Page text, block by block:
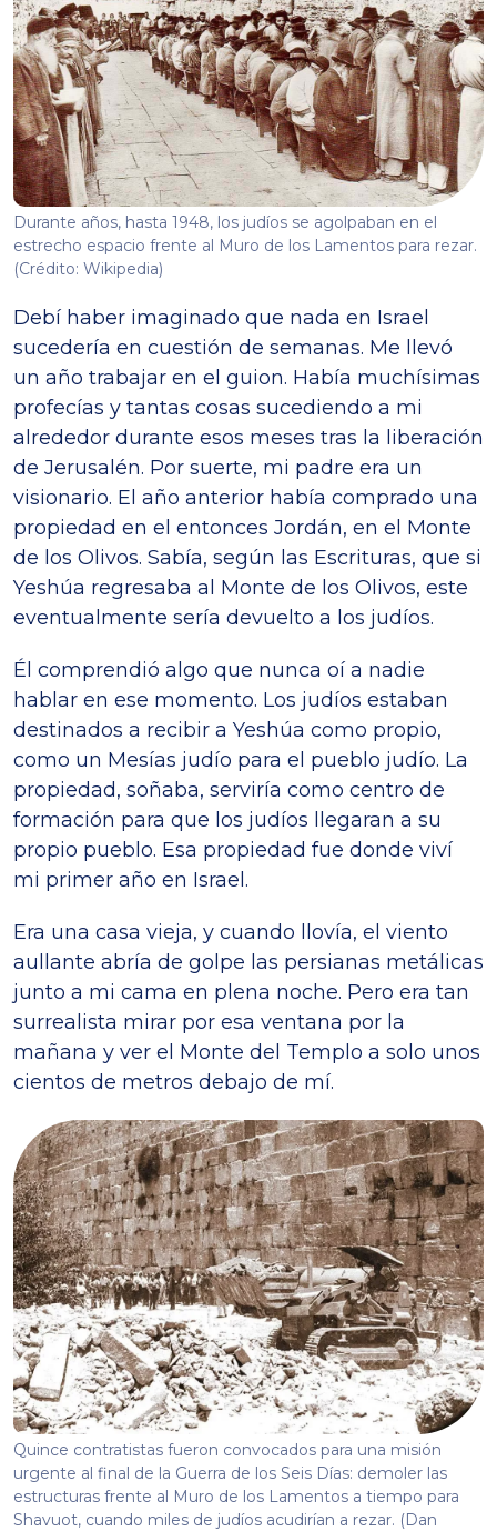
Durante años, hasta 1948, los judíos se agolpaban en el
estrecho espacio frente al Muro de los Lamentos para rezar.
(Crédito: Wikipedia)
Debí haber imaginado que nada en Israel
sucedería en cuestión de semanas. Me llevó
un año trabajar en el guion. Había muchísimas
profecías y tantas cosas sucediendo a mi
alrededor durante esos meses tras la liberación
de Jerusalén. Por suerte, mi padre era un
visionario. El año anterior había comprado una
propiedad en el entonces Jordán, en el Monte
de los Olivos. Sabía, según las Escrituras, que si
Yeshúa regresaba al Monte de los Olivos, este
eventualmente sería devuelto a los judíos.
Él comprendió algo que nunca oí a nadie
hablar en ese momento. Los judíos estaban
destinados a recibir a Yeshúa como propio,
como un Mesías judío para el pueblo judío. La
propiedad, soñaba, serviría como centro de
formación para que los judíos llegaran a su
propio pueblo. Esa propiedad fue donde viví
mi primer año en Israel.
Era una casa vieja, y cuando llovía, el viento
aullante abría de golpe las persianas metálicas
junto a mi cama en plena noche. Pero era tan
surrealista mirar por esa ventana por la
mañana y ver el Monte del Templo a solo unos
cientos de metros debajo de mí.
Quince contratistas fueron convocados para una misión
urgente al final de la Guerra de los Seis Días: demoler las
estructuras frente al Muro de los Lamentos a tiempo para
Shavuot, cuando miles de judíos acudirían a rezar. (Dan